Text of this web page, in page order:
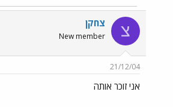
צ צחקן
New member
21/12/04
אני זוכר אותה